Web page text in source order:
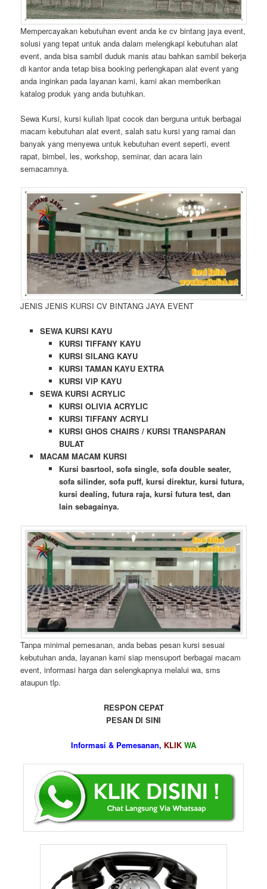
Mempercayakan kebutuhan event anda ke cv bintang jaya event,
solusi yang tepat untuk anda dalam melengkapi kebutuhan alat
event, anda bisa sambil duduk manis atau bahkan sambil bekerja
di kantor anda tetap bisa booking perlengkapan alat event yang
anda inginkan pada layanan kami, kami akan memberikan
katalog produk yang anda butuhkan.
Sewa Kursi, kursi kuliah lipat cocok dan berguna untuk berbagai
macam kebutuhan alat event, salah satu kursi yang ramai dan
banyak yang menyewa untuk kebutuhan event seperti, event
rapat, bimbel, les, workshop, seminar, dan acara lain
semacamnya.
JENIS JENIS KURSI CV BINTANG JAYA EVENT
SEWA KURSI KAYU
KURSI TIFFANY KAYU
KURSI SILANG KAYU
KURSI TAMAN KAYU EXTRA
KURSI VIP KAYU
SEWA KURSI ACRYLIC
KURSI OLIVIA ACRYLIC
KURSI TIFFANY ACRYLI
KURSI GHOS CHAIRS / KURSI TRANSPARAN
BULAT
MACAM MACAM KURSI
Kursi basrtool, sofa single, sofa double seater,
sofa silinder, sofa puff, kursi direktur, kursi futura,
kursi dealing, futura raja, kursi futura test, dan
lain sebagainya.
Tanpa minimal pemesanan, anda bebas pesan kursi sesuai
kebutuhan anda, layanan kami siap mensuport berbagai macam
event, informasi harga dan selengkapnya melalui wa, sms
ataupun tlp.
RESPON CEPAT
PESAN DI SINI
Informasi & Pemesanan, KLIK WA